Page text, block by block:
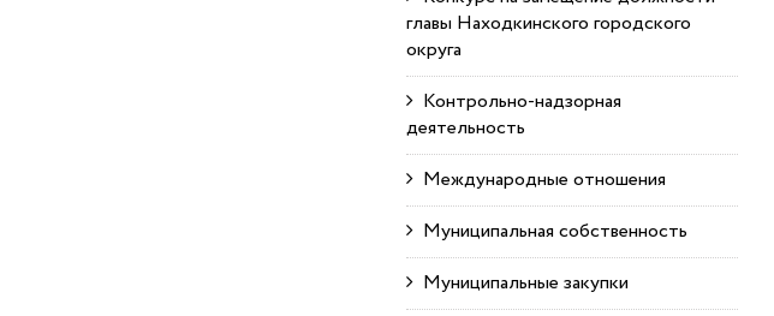
главы Находкинского городского
округа
Контрольно-надзорная
деятельность
Международные отношения
Муниципальная собственность
Муниципальные закупки